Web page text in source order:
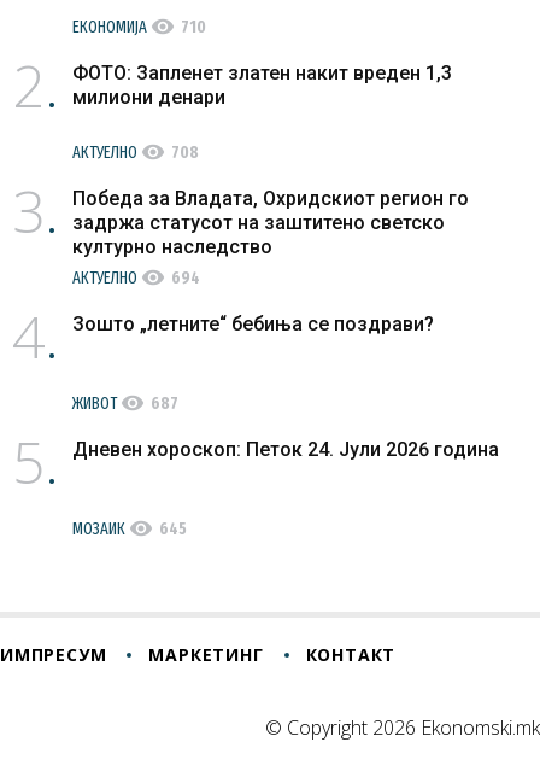
ЕКОНОМИЈА visibility 710
2
ФОТО: Запленет златен накит вреден 1,3
милиони денари
АКТУЕЛНО visibility 708
3
Победа за Владата, Охридскиот регион го
задржа статусот на заштитено светско
културно наследство
АКТУЕЛНО visibility 694
4 Зошто „летните“ бебиња се поздрави?
ЖИВОТvisibility 687
5 Дневен хороскоп: Петок 24. Јули 2026 година
МОЗАИК visibility 645
ИМПРЕСУМ МАРКЕТИНГ КОНТАКТ
© Copyright 2026 Ekonomski.mk